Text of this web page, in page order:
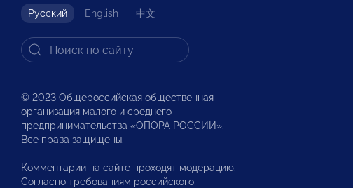
Русский English 中文
© 2023 Общероссийская общественная
организация малого и среднего
предпринимательства «ОПОРА РОССИИ».
Все права защищены.
Комментарии на сайте проходят модерацию.
Согласно требованиям российского